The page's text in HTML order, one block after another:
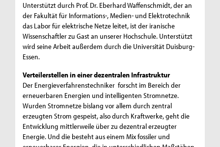
Unterstützt durch Prof. Dr. Eberhard Waffenschmidt, der an
der Fakultät für Informations-, Medien- und Elektrotechnik
das Labor für elektrische Netze leitet, ist der iranische
Wissenschaftler zu Gast an unserer Hochschule. Unterstützt
wird seine Arbeit außerdem durch die Universität Duisburg-
Essen.
Verteilerstellen in einer dezentralen Infrastruktur
Der Energieverfahrenstechniker forscht im Bereich der
erneuerbaren Energien und intelligenten Stromnetze.
Wurden Stromnetze bislang vor allem durch zentral
erzeugten Strom gespeist, also durch Kraftwerke, geht die
Entwicklung mittlerweile über zu dezentral erzeugter
Energie. Und die besteht aus einem Mix fossiler und